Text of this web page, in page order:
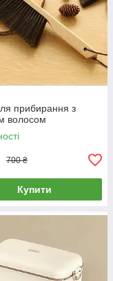
прибирання з
волосом
700 ₴
Купити